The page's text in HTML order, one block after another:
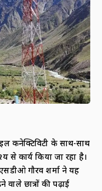
कनेक्टिविटी के साथ-साथ
से कार्य किया जा रहा है।
गौरव शर्मा ने यह
छात्रों की पढ़ाई